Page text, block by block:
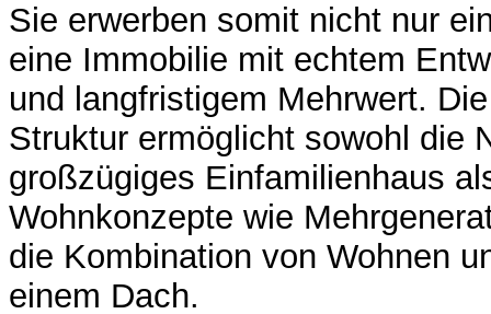
Sie erwerben somit nicht nur
eine Immobilie mit echtem
und langfristigem Mehrwert.
Struktur ermöglicht sowohl die
großzügiges Einfamilienhaus
Wohnkonzepte wie
die Kombination von Wohnen
einem Dach.